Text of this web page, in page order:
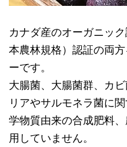
カナダ産のオーガニッ
本農林規格）認証の両
ーです。
大腸菌、大腸菌群、カ
リアやサルモネラ菌に
学物質由来の合成肥料
用していません。